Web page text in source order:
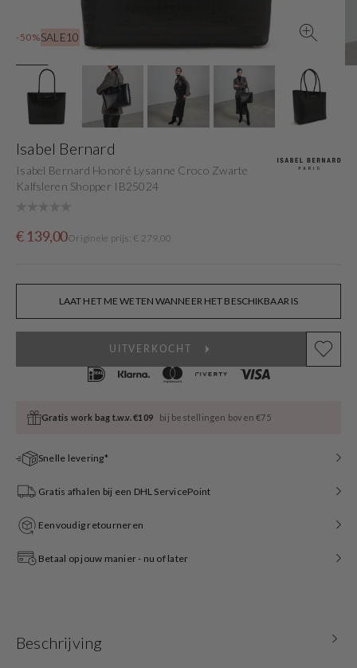
-50%SALE10
Beschrijving
Isabel Bernard
Isabel Bernard Honoré Lysanne Croco Zwarte
Kalfsleren Shopper IB25024
Sale
€ 139,00
OrigineleOriginele prijs: € 279,00
LAAT HET ME WETEN WANNEER HET BESCHIKBAAR IS
UITVERKOCHT
Gratis work bag t.w.v. €109 bij bestellingen boven €75
Snelle levering*
Gratis afhalen bij een DHL ServicePoint
Eenvoudig retourneren
Betaal op jouw manier - nu of later